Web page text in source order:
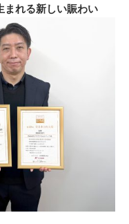
まれる新しい賑わい